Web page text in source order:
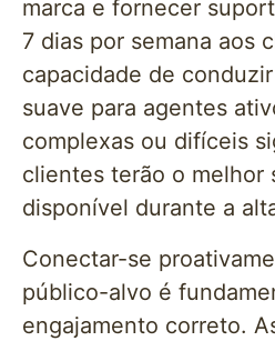
marca e fornecer
7 dias por semana aos
capacidade de
suave para agentes
complexas ou difíceis
clientes terão o melhor
disponível durante a
Conectar-se
público-alvo é
engajamento correto.